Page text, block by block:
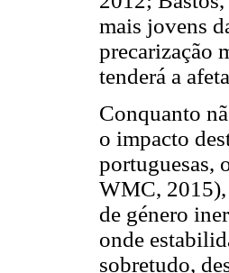
mais jovens
precarização
tenderá a
Conquanto
o impacto
portuguesas,
WMC, 2015),
de género
onde
sobretudo,